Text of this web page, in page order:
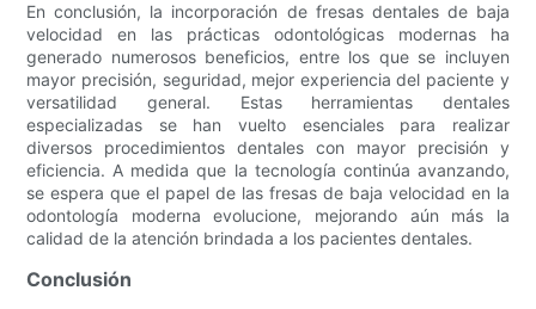
En conclusión, la incorporación de fresas dentales de baja
velocidad en las prácticas odontológicas modernas ha
generado numerosos beneficios, entre los que se incluyen
mayor precisión, seguridad, mejor experiencia del paciente y
versatilidad general. Estas herramientas dentales
especializadas se han vuelto esenciales para realizar
diversos procedimientos dentales con mayor precisión y
eficiencia. A medida que la tecnología continúa avanzando,
se espera que el papel de las fresas de baja velocidad en la
odontología moderna evolucione, mejorando aún más la
calidad de la atención brindada a los pacientes dentales.
Conclusión